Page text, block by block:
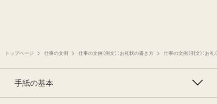
トップページ 仕事の文例 仕事の文例（例文）：お礼状の書き方 仕事の文例（例文）：お礼
手紙の基本